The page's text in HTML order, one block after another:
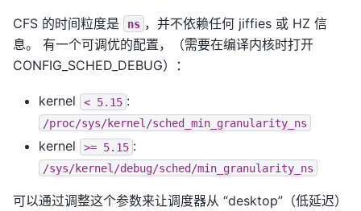
CFS 的时间粒度是 ns ，并不依赖任何 jiffies 或 HZ 信
息。 有一个可调优的配置，（需要在编译内核时打开
CONFIG_SCHED_DEBUG）：
kernel < 5.15 :
/proc/sys/kernel/sched_min_granularity_ns
kernel >= 5.15 :
/sys/kernel/debug/sched/min_granularity_ns
可以通过调整这个参数来让调度器从 “desktop”（低延迟）